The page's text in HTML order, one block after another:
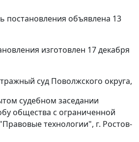
постановления объявлена 13
изготовлен 17 декабря
суд Поволжского округа,
судебном заседании
общества с ограниченной
технологии", г. Ростов-